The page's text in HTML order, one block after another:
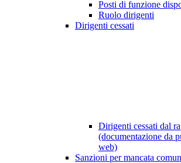
Posti di funzione
Ruolo dirigenti
Dirigenti cessati
Dirigenti cessati dal
(documentazione da
web)
Sanzioni per mancata